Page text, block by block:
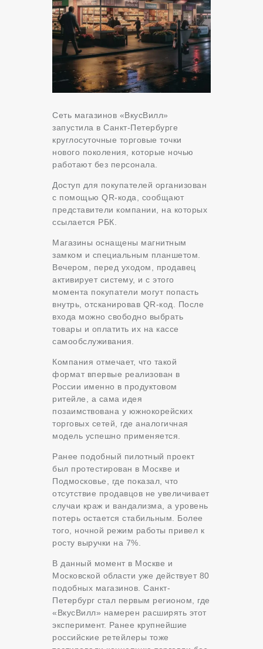
Сеть магазинов «ВкусВилл»
запустила в Санкт-Петербурге
круглосуточные торговые точки
нового поколения, которые ночью
работают без персонала.
Доступ для покупателей организован
с помощью QR-кода, сообщают
представители компании, на которых
ссылается РБК.
Магазины оснащены магнитным
замком и специальным планшетом.
Вечером, перед уходом, продавец
активирует систему, и с этого
момента покупатели могут попасть
внутрь, отсканировав QR-код. После
входа можно свободно выбрать
товары и оплатить их на кассе
самообслуживания.
Компания отмечает, что такой
формат впервые реализован в
России именно в продуктовом
ритейле, а сама идея
позаимствована у южнокорейских
торговых сетей, где аналогичная
модель успешно применяется.
Ранее подобный пилотный проект
был протестирован в Москве и
Подмосковье, где показал, что
отсутствие продавцов не увеличивает
случаи краж и вандализма, а уровень
потерь остается стабильным. Более
того, ночной режим работы привел к
росту выручки на 7%.
В данный момент в Москве и
Московской области уже действует 80
подобных магазинов. Санкт-
Петербург стал первым регионом, где
«ВкусВилл» намерен расширять этот
эксперимент. Ранее крупнейшие
российские ретейлеры тоже